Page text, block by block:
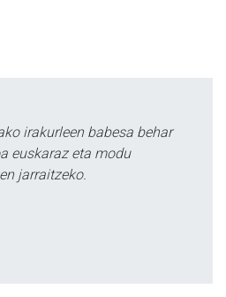
irakurleen babesa behar
euskaraz eta modu
jarraitzeko.